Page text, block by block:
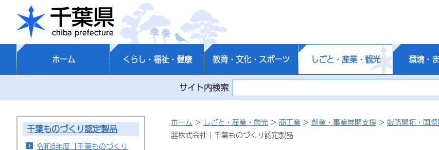
千葉県
ホーム くらし・福祉・健康 教育・文化・スポーツ しごと・産業・観光 環境・
サイト内検索
千葉ものづくり認定製品
令和8年度「千葉ものづくり
ホーム > しごと・産業・観光 > 商工業 > 創業・事業展開支援 > 販路開拓・国
器株式会社｜千葉ものづくり認定製品